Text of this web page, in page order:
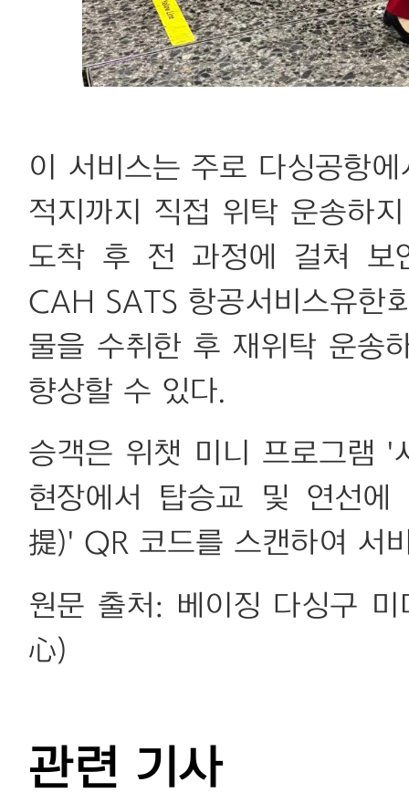
이 서비스는 주로 다싱공항
적지까지 직접 위탁 운송하
도착 후 전 과정에 걸쳐 보
CAH SATS 항공서비스유한
물을 수취한 후 재위탁 운송
향상할 수 있다.
승객은 위챗 미니 프로그램 '
현장에서 탑승교 및 연선
提)' QR 코드를 스캔하여 서
원문 출처: 베이징 다싱구
心)
관련 기사